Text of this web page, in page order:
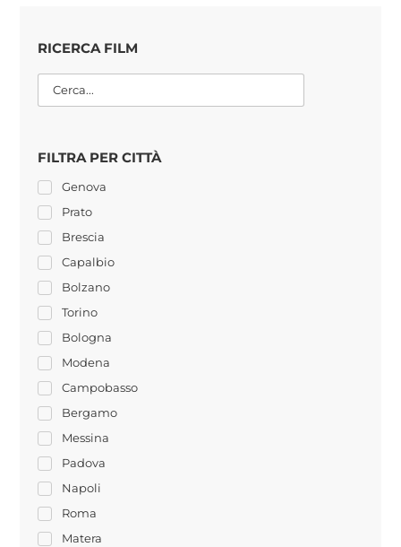
RICERCA FILM
FILTRA PER CITTÀ
Genova
Prato
Brescia
Capalbio
Bolzano
Torino
Bologna
Modena
Campobasso
Bergamo
Messina
Padova
Napoli
Roma
Matera